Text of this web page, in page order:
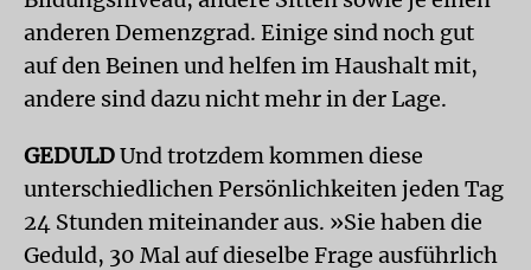
anderen Demenzgrad. Einige sind noch gut
auf den Beinen und helfen im Haushalt mit,
andere sind dazu nicht mehr in der Lage.
GEDULDUnd trotzdem kommen diese
unterschiedlichen Persönlichkeiten jeden Tag
24 Stunden miteinander aus. »Sie haben die
Geduld, 30 Mal auf dieselbe Frage ausführlich